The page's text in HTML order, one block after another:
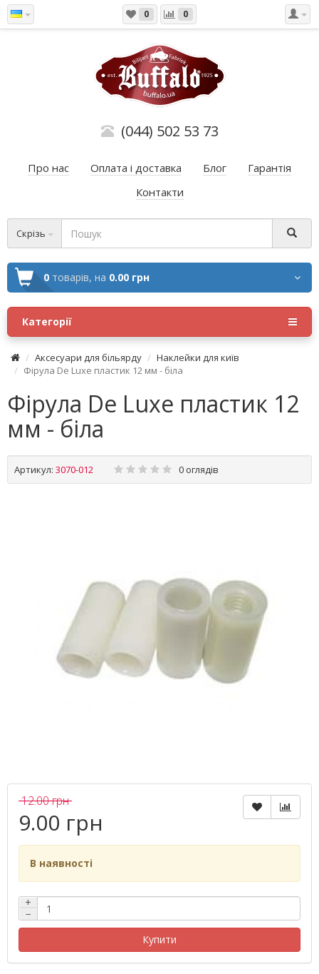
0 0
(044) 502 53 73
Про нас Оплата і доставка Блог
Гарантія
Контакти
Скрізь
0 товарів, на 0.00 грн
Категорії
Аксесуари для більярду
Наклейки для київ
Фірула De Luxe пластик 12 мм - біла
Фірула De Luxe пластик 12
мм - біла
Артикул: 3070-012 0 оглядів
12.00 грн
9.00 грн
В наявності
+
−
Купити